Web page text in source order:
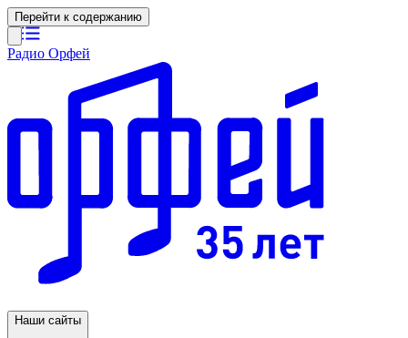
Перейти к содержанию
Радио Орфей
Наши сайты